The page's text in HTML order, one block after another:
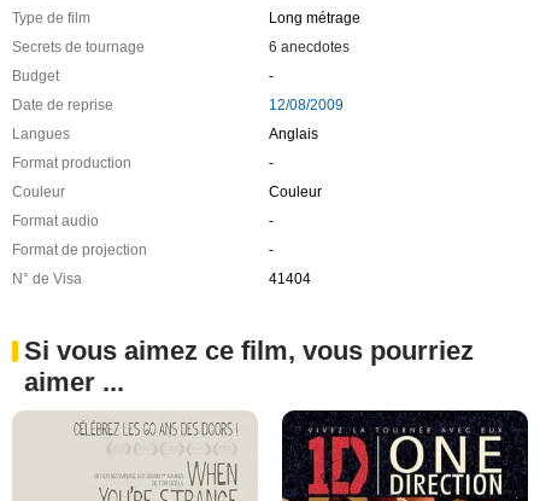
Type de film
Long métrage
Secrets de tournage
6 anecdotes
Budget
-
Date de reprise
12/08/2009
Langues
Anglais
Format production
-
Couleur
Couleur
Format audio
-
Format de projection
-
N° de Visa
41404
Si vous aimez ce film, vous pourriez
aimer ...